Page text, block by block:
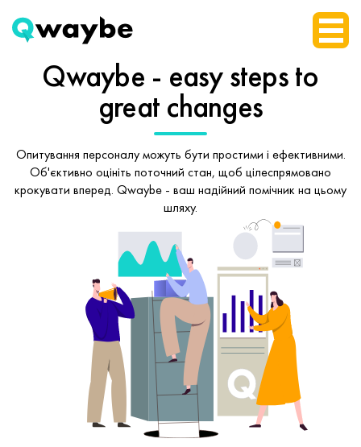
Qwaybe - easy stepsto
great changes
Опитування персоналу можуть бути простими і ефективними.
Об'єктивно оцініть поточний стан, щоб цілеспрямовано
крокувати вперед. Qwaybe - ваш надійний помічник на цьому
шляху.